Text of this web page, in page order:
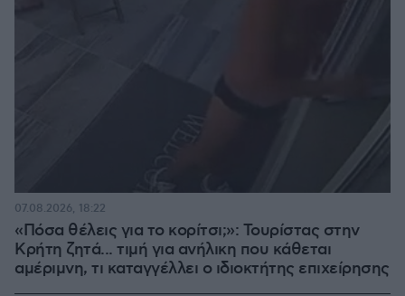
«Πόσα θέλεις για το κορίτσι;»: Τουρίστας στην
Κρήτη ζητά... τιμή για ανήλικη που κάθεται
αμέριμνη, τι καταγγέλλει ο ιδιοκτήτης επιχείρησης
07.08.2026, 18:22